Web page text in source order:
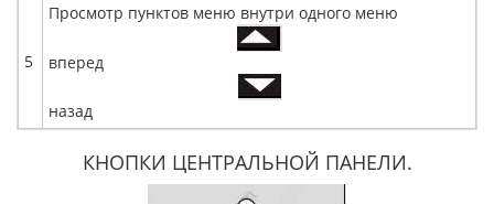
5
Просмотр пунктов меню внутри одного меню
вперед
назад
КНОПКИ ЦЕНТРАЛЬНОЙ ПАНЕЛИ.